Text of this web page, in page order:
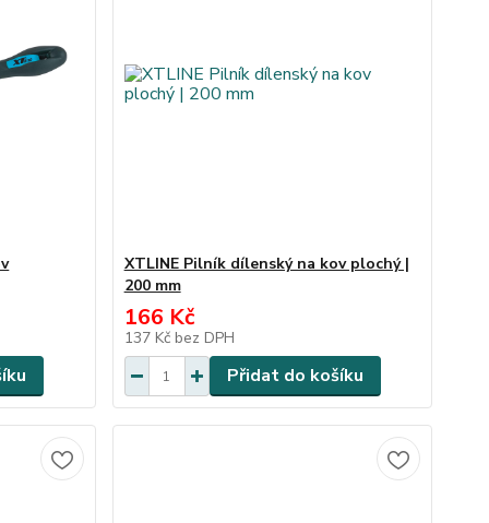
XTLINE Pilník dílenský na kov plochý |
200 mm
166 Kč
137 Kč bez DPH
Přidat do košíku